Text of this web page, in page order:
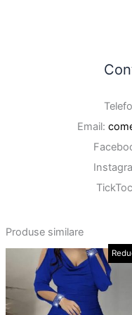
Email:
Produse similare
Prețul
inițial
a
fost:
199,00 lei.
Prețul
curent
este:
99,00 lei.